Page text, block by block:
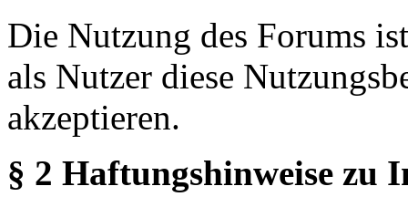
Die Nutzung des Forums
als Nutzer diese
akzeptieren.
§ 2 Haftungshinweise zu